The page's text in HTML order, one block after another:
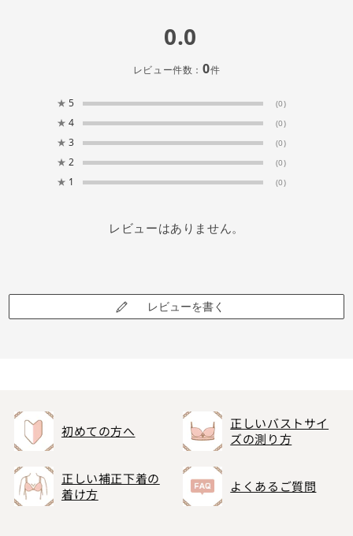
0.0
レビュー件数： 0件
★ 5 (0)
★ 4 (0)
★ 3 (0)
★ 2 (0)
★ 1 (0)
レビューはありません。
レビューを書く
初めての方へ
正しいバストサイ
ズの測り方
正しい補正下着の
着け方
よくあるご質問